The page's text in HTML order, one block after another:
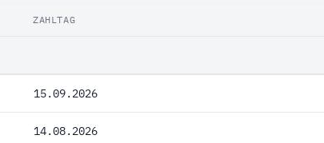
ZAHLTAG
15.09.2026
14.08.2026